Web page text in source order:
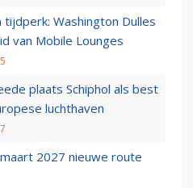
tijdperk: Washington Dulles
van Mobile Lounges
plaats Schiphol als best
luchthaven
2027 nieuwe route